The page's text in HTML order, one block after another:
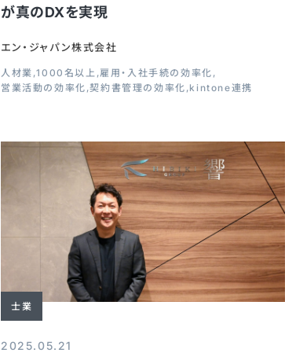
が真のDXを実現
エン・ジャパン株式会社
人材業 1000名以上 雇用・入社手続の効率化
営業活動の効率化 契約書管理の効率化 kintone連携
士業
2025.05.21